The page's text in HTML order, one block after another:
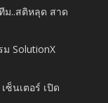
ม..สติหลุด สาด
ม SolutionX
ซ็นเตอร์ เปิด